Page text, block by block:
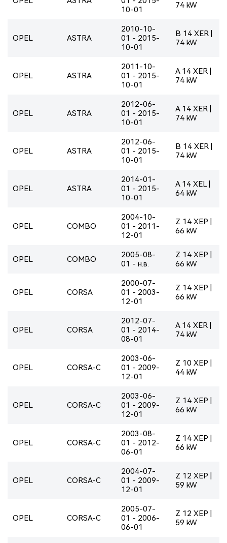
10-01
74 kW
OPEL ASTRA
2010-10-
01 - 2015-
10-01
B 14 XER |
74 kW
OPEL ASTRA
2011-10-
01 - 2015-
10-01
A 14 XER |
74 kW
OPEL ASTRA
2012-06-
01 - 2015-
10-01
A 14 XER |
74 kW
OPEL ASTRA
2012-06-
01 - 2015-
10-01
B 14 XER |
74 kW
OPEL ASTRA
2014-01-
01 - 2015-
10-01
A 14 XEL |
64 kW
OPEL COMBO
2004-10-
01 - 2011-
12-01
Z 14 XEP |
66 kW
OPEL COMBO
2005-08-
01 - н.в.
Z 14 XEP |
66 kW
OPEL CORSA
2000-07-
01 - 2003-
12-01
Z 14 XEP |
66 kW
OPEL CORSA
2012-07-
01 - 2014-
08-01
A 14 XER |
74 kW
OPEL CORSA-C
2003-06-
01 - 2009-
12-01
Z 10 XEP |
44 kW
OPEL CORSA-C
2003-06-
01 - 2009-
12-01
Z 14 XEP |
66 kW
OPEL CORSA-C
2003-08-
01 - 2012-
06-01
Z 14 XEP |
66 kW
OPEL CORSA-C
2004-07-
01 - 2009-
12-01
Z 12 XEP |
59 kW
OPEL CORSA-C
2005-07-
01 - 2006-
06-01
Z 12 XEP |
59 kW